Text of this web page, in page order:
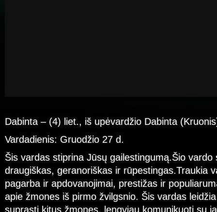
Dabinta – (4) liet., iš upėvardžio Dabinta
Vardadienis: Gruodžio 27 d.
Šis vardas stiprina Jūsų gailestingumą.Šio vardo
draugiškas, geranoriškas ir rūpestingas.Traukia
pagarba ir apdovanojimai, prestižas ir
apie žmones iš pirmo žvilgsnio. Šis vardas
suprasti kitus žmones, lengviau komunikuoti su